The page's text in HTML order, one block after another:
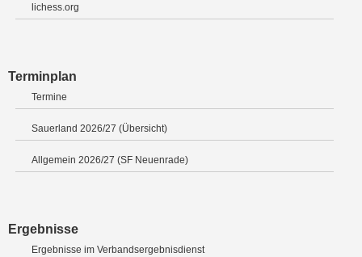
lichess.org
Terminplan
Termine
Sauerland 2026/27 (Übersicht)
Allgemein 2026/27 (SF Neuenrade)
Ergebnisse
Ergebnisse im Verbandsergebnisdienst